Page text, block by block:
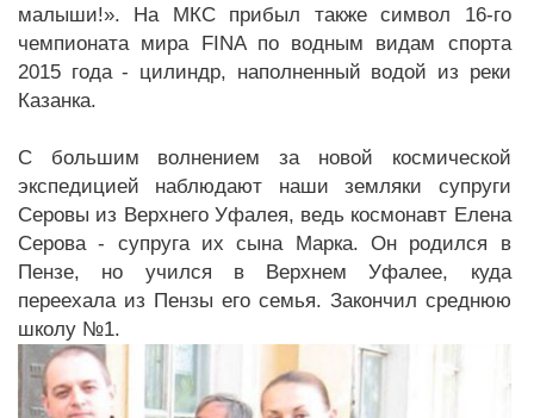
малыши!». На МКС прибыл также символ 16-го
чемпионата мира FINA по водным видам спорта
2015 года - цилиндр, наполненный водой из реки
Казанка.
С большим волнением за новой космической
экспедицией наблюдают наши земляки супруги
Серовы из Верхнего Уфалея, ведь космонавт Елена
Серова - супруга их сына Марка. Он родился в
Пензе, но учился в Верхнем Уфалее, куда
переехала из Пензы его семья. Закончил среднюю
школу №1.